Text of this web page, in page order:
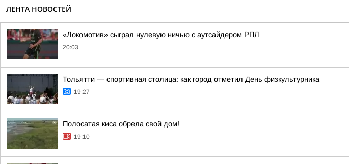
ЛЕНТА НОВОСТЕЙ
«Локомотив» сыграл нулевую ничью с аутсайдером РПЛ
20:03
Тольятти — спортивная столица: как город отметил День физкультурника
19:27
Полосатая киса обрела свой дом!
19:10